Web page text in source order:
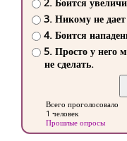
2. Боится
3. Никому не
4. Боится
5. Просто у него
не сделать.
Всего проголосовало
1 человек
Прошлые опросы